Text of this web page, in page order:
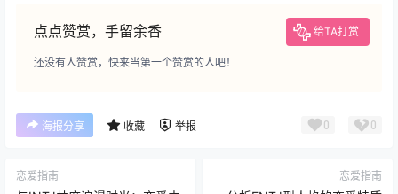
点点赞赏，手留余香 给TA打赏
还没有人赞赏，快来当第一个赞赏的人吧！
海报分享 收藏 举报 0 0
恋爱指南 恋爱指南